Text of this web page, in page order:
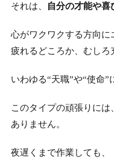
それは、 自分の才能や喜
心がワクワクする方向に
疲れるどころか、むしろ
いわゆる“天職”や“使命”
このタイプの頑張りに
ありません。
夜遅くまで作業しても、